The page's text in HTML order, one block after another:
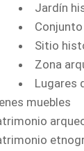
Jardín
Sitio
Zona
Lugares
muebles